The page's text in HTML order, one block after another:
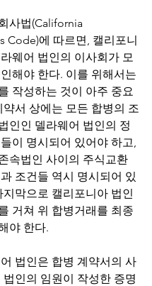
사법(California
Code)에 따르면, 캘리포니
웨어 법인의 이사회가 모
해야 한다. 이를 위해서는
작성하는 것이 아주 중요
약서 상에는 모든 합병의 조
인인 델라웨어 법인의 정
이 명시되어 있어야 하고,
속법인 사이의 주식교환
조건들 역시 명시되어 있
지막으로 캘리포니아 법인
거쳐 위 합병거래를 최종
야 한다.
법인은 합병 계약서의 사
법인의 임원이 작성한 증명